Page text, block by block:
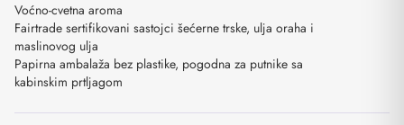
Voćno-cvetna aroma
Fairtrade sertifikovani sastojci šećerne trske, ulja oraha i
maslinovog ulja
Papirna ambalaža bez plastike, pogodna za putnike sa
kabinskim prtljagom